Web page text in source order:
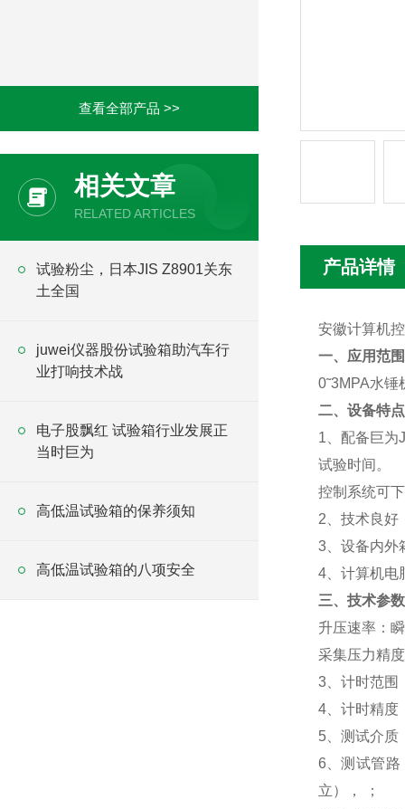
查看全部产品 >>
相关文章
RELATED ARTICLES
试验粉尘，日本JIS Z8901关东
土全国
juwei仪器股份试验箱助汽车行
业打响技术战
电子股飘红 试验箱行业发展正
当时巨为
高低温试验箱的保养须知
高低温试验箱的八项安全
产品详情
安徽计算机
一、应用范
0˜3MPA水锤
二、设备特点
1、配备巨为
试验时间。
控制系统可
2、技术良好
3、 设备内外
4、计算机电
三、技术参数
升压速率：
采集压力精
3、计时范围
4、 计时精度
5、测试介质
6、测试管路
立），
；